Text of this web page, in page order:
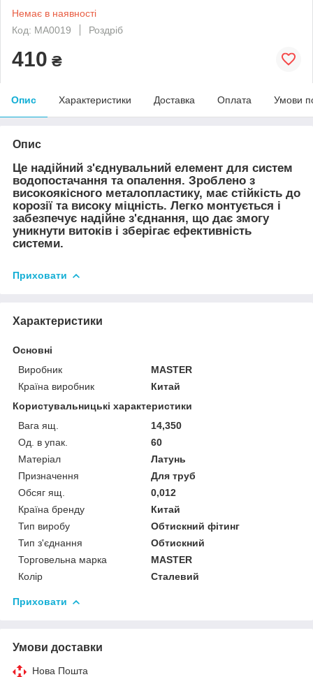
Немає в наявності
Код: MA0019
Роздріб
410 ₴
Опис Характеристики Доставка Оплата Умови
Опис
Це надійний з'єднувальний елемент для систем
водопостачання та опалення. Зроблено з
високоякісного металопластику, має стійкість до
корозії та високу міцність. Легко монтується і
забезпечує надійне з'єднання, що дає змогу
уникнути витоків і зберігає ефективність
системи.
Приховати
Характеристики
Основні
Виробник
MASTER
Країна виробник
Китай
Користувальницькі характеристики
Вага ящ.
14,350
Од. в упак.
60
Матеріал
Латунь
Призначення
Для труб
Обсяг ящ.
0,012
Країна бренду
Китай
Тип виробу
Обтискний фітинг
Тип з'єднання
Обтискний
Торговельна марка
MASTER
Колір
Сталевий
Приховати
Умови доставки
Нова Пошта